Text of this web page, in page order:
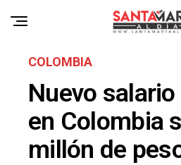
COLOMBIA
Nuevo
en Colombia
millón de